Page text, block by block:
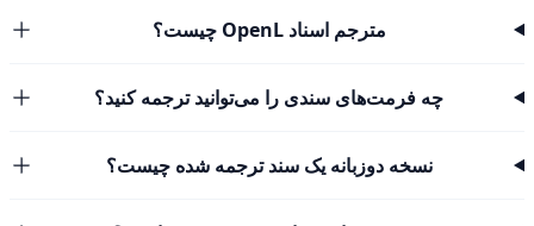
مترجم اسناد OpenL چیست؟
چه فرمت‌های سندی را می‌توانید ترجمه کنید؟
نسخه دوزبانه یک سند ترجمه شده چیست؟